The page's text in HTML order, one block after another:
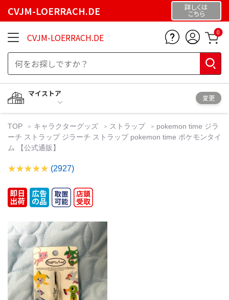
CVJM-LOERRACH.DE 詳しくは
こちら
CVJM-LOERRACH.DE 0
マイストア
変更
TOP キャラクターグッズ ストラップ
pokemon time ジラ
ーチ ストラップ ジラーチ ストラップ pokemon time ポケモンタイ
ム 【公式通販】
(2927)